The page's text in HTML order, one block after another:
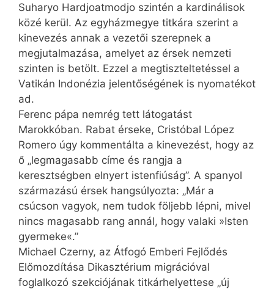
Suharyo Hardjoat­mod­jo szintén a kardinálisok
közé kerül. Az egyházmegye titkára szerint a
kinevezés annak a vezetői szerepnek a
megjutalmazása, amelyet az érsek nemzeti
szinten is betölt. Ezzel a megtiszteltetéssel a
Vatikán Indonézia jelentőségének is nyomatékot
ad.
Ferenc pápa nemrég tett látogatást
Marokkóban. Rabat érseke, Cristóbal López
Romero úgy kommentálta a kinevezést, hogy az
ő „legmagasabb címe és rangja a
keresztségben elnyert istenfiúság”. A spanyol
származású érsek hangsúlyozta: „Már a
csúcson vagyok, nem tudok följebb lépni, mivel
nincs magasabb rang annál, hogy valaki »Isten
gyermeke«.”
Michael Czerny, az Átfogó Emberi Fejlődés
Előmozdítása Dikasztérium migrációval
foglalkozó szekciójának titkárhelyettese „új